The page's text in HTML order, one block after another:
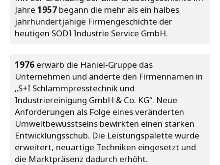
Jahre 1957 begann die mehr als ein halbes
jahrhundertjähige Firmengeschichte der
heutigen SODI Industrie Service GmbH.
1976 erwarb die Haniel-Gruppe das
Unternehmen und änderte den Firmennamen in
„S+I Schlammpresstechnik und
Industriereinigung GmbH & Co. KG“. Neue
Anforderungen als Folge eines veränderten
Umweltbewusstseins bewirkten einen starken
Entwicklungsschub. Die Leistungspalette wurde
erweitert, neuartige Techniken eingesetzt und
die Marktpräsenz dadurch erhöht.